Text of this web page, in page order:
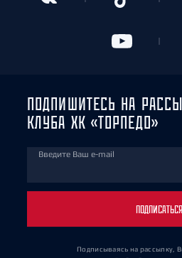
ПОДПИШИТЕСЬ НА
КЛУБА ХК «ТОРПЕДО»
Введите Ваш e-mail
ПОДПИСАТЬСЯ
Подписываясь на рассылку,